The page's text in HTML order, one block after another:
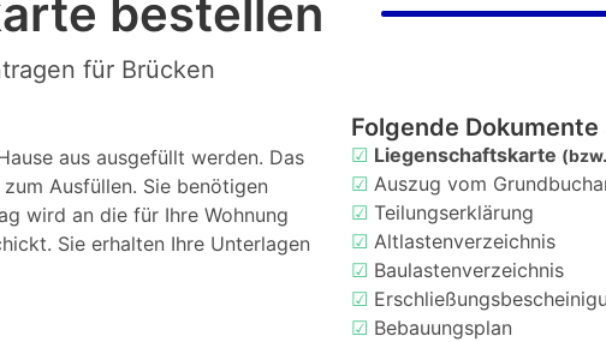
bestellen
für Brücken
aus ausgefüllt werden. Das
Ausfüllen. Sie benötigen
wird an die für Ihre Wohnung
Sie erhalten Ihre Unterlagen
Folgende
☑ Liegenschaftskarte
☑ Auszug vom
☑ Teilungserklärung
☑ Altlastenverzeichnis
☑ Baulastenverzeichnis
☑
☑ Bebauungsplan